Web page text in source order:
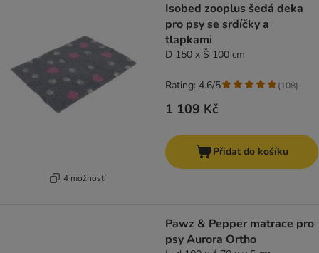
4 možností
Isobed zooplus šedá deka
pro psy se srdíčky a
tlapkami
D 150 x Š 100 cm
1 109 Kč
Rating: 4.6/5 (108)
Přidat do košíku
Pawz & Pepper matrace pro
psy Aurora Ortho